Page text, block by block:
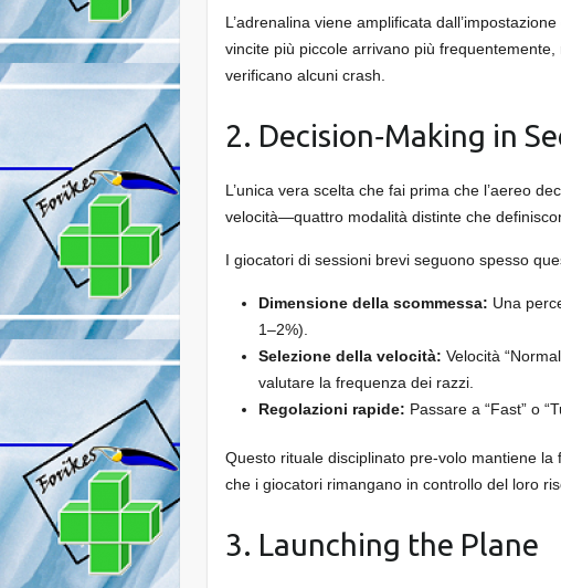
L’adrenalina viene amplificata
vincite più piccole arrivano più
verificano alcuni crash.
2. Decision‑Making in
L’unica vera scelta che fai prima che l’aereo
velocità—quattro modalità distinte che
I giocatori di sessioni brevi seguono spesso
Dimensione della scommessa: Una
1–2%).
Selezione della velocità: Velocità
valutare la frequenza dei razzi.
Regolazioni rapide: Passare a “Fast” o
Questo rituale disciplinato pre‑volo mantiene
che i giocatori rimangano in controllo del loro
3. Launching the Plane